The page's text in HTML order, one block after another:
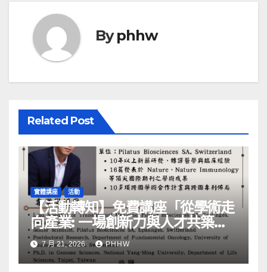
Byphhw
Related Post
實體講座 活動
【活動轉知】免費講座「從學術走
向產業: ⼀場創新力與⼈才共築的
旅程」
7 月 21, 2026 PHHW